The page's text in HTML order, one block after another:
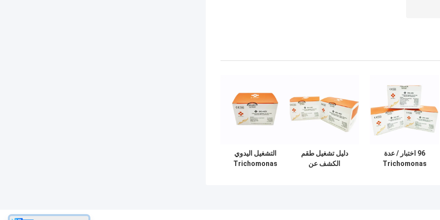
96 اختبار / عدة
Trichomonas
دليل تشغيل طقم
الكشف عن
التشغيل اليدوي
Trichomonas